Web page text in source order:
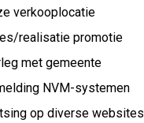
verkooplocatie
realisatie promotie
met gemeente
NVM-systemen
op diverse websites